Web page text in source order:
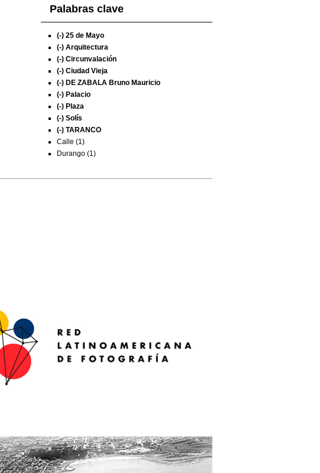
Palabras clave
(-) 25 de Mayo
(-) Arquitectura
(-) Circunvalación
(-) Ciudad Vieja
(-) DE ZABALA Bruno Mauricio
(-) Palacio
(-) Plaza
(-) Solís
(-) TARANCO
Calle (1)
Durango (1)